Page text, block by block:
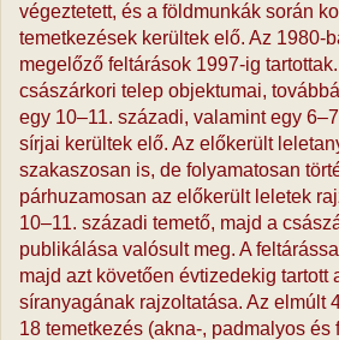
végeztetett, és a földmunkák során
temetkezések kerültek elő. Az 1980-
megelőző feltárások 1997-ig
császárkori telep objektumai,
egy 10–11. századi, valamint egy
sírjai kerültek elő. Az előkerült
szakaszosan is, de folyamatosan
párhuzamosan az előkerült leletek
10–11. századi temető, majd a
publikálása valósult meg. A
majd azt követően évtizedekig tartott
síranyagának rajzoltatása. Az elmúlt
18 temetkezés (akna-, padmalyos és